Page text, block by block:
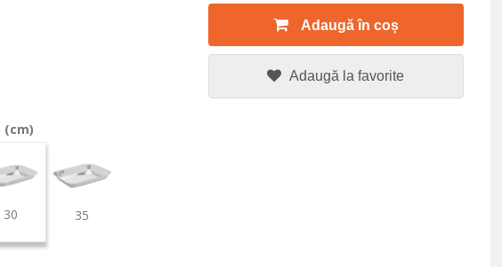
Adaugă în coș
Adaugă la favorite
(cm)
30 35